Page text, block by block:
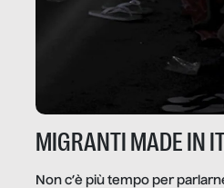
MIGRANTI MADE IN
Non c’è più tempo per